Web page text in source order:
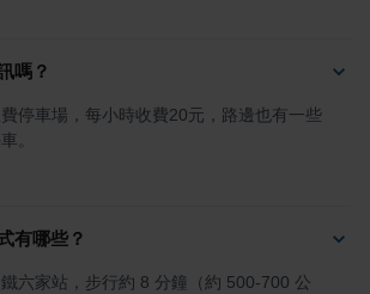
嗎？
停車場，每小時收費20元，路邊也有一些
。
有哪些？
六家站，步行約 8 分鐘（約 500-700 公